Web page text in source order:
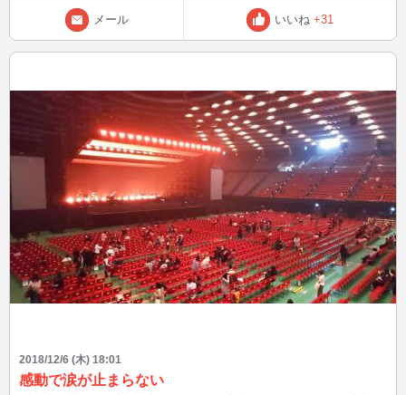
授かりたい場合は白い縄→赤い縄の順番で握り想いをこめお祈りしま
るとのことなので 私は最近本気で転職を考えているのでお仕事での
メール いいね +31
2018/12/6 (木) 18:01
感動で涙が止まらない